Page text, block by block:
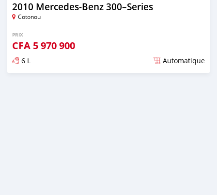
2010 Mercedes-Benz 300–Series
Cotonou
PRIX
CFA 5 970 900
6 L Automatique